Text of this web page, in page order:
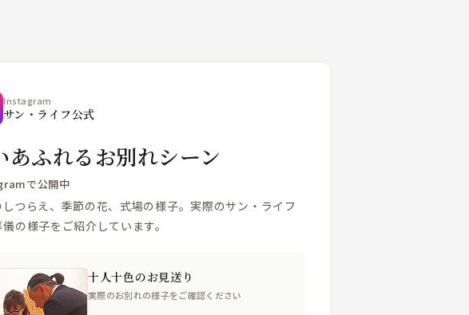
Instagram
サン・ライフ公式
あふれるお別れシーン
で公開中
つらえ、季節の花、式場の様子。実際のサン・ライフ
の様子をご紹介しています。
十人十色のお見送り
実際のお別れの様子をご確認ください